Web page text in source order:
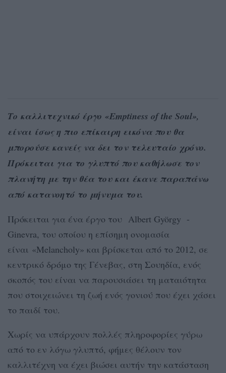
Το καλλιτεχνικό έργο «Emptiness of the Soul»,
είναι ίσως η πιο επίκαιρη εικόνα που θα
μπορούσε κανείς να δει τον τελευταίο χρόνο.
Πρόκειται για το γλυπτό που καθήλωσε τον
πλανήτη με την θέα του και έκανε παραπάνω
από κατανοητό το μήνυμα του.
Πρόκειται για ένα έργο του Albert György -
Ginevra, του οποίου η επίσημη ονομασία
είναι «Melancholy» και βρίσκεται από το 2012, σε
κεντρικό δρόμο της Γένεβας, στη Σουηδία, ενός
σκοπός του είναι να παρουσιάσει τη ματαιότητα
που στοιχειώνει τη ζωή ενός γονιού που έχει χάσει
το παιδί του.
Χωρίς να υπάρχουν πολλές πληροφορίες γύρω
από το εν λόγω γλυπτό, φήμες θέλουν τον
καλλιτέχνη να έχει βιώσει αυτήν την κατάσταση